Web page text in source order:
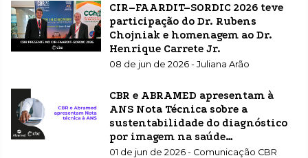
CIR–FAARDIT–SORDIC 2026 teve
participação do Dr. Rubens
Chojniak e homenagem ao Dr.
Henrique Carrete Jr.
08 de jun de 2026 - Juliana Arão
CBR e ABRAMED apresentam à
ANS Nota Técnica sobre a
sustentabilidade do diagnóstico
por imagem na saúde
suplementar
01 de jun de 2026 - Comunicação CBR